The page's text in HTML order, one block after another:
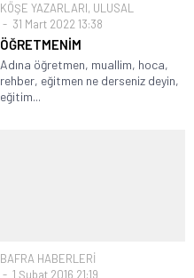
KÖŞE YAZARLARI, ULUSAL
31 Mart 2022 13:38
ÖĞRETMENİM
Adına öğretmen, muallim, hoca,
rehber, eğitmen ne derseniz deyin,
eğitim...
BAFRA HABERLERİ
1 Şubat 2016 21:19